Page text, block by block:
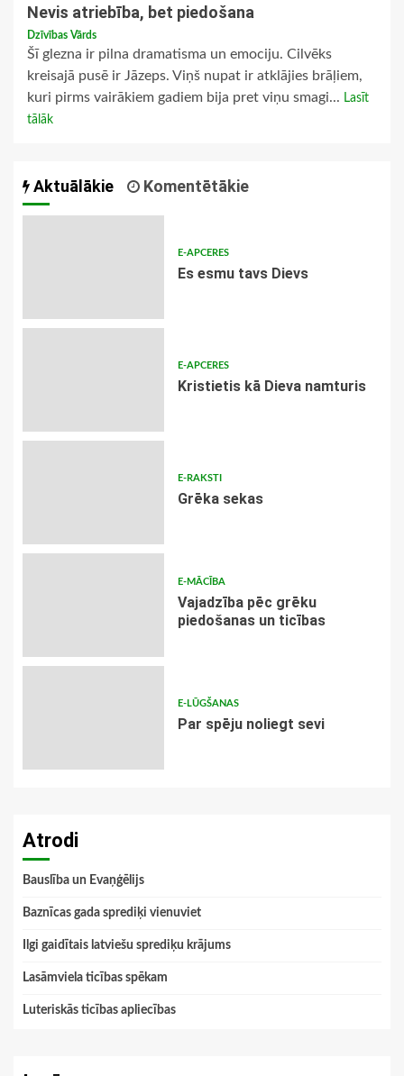
Nevis atriebība, bet piedošana
Dzīvības Vārds
Šī glezna ir pilna dramatisma un emociju. Cilvēks
kreisajā pusē ir Jāzeps. Viņš nupat ir atklājies brāļiem,
kuri pirms vairākiem gadiem bija pret viņu smagi... Lasīt
tālāk
Aktuālākie Komentētākie
E-APCERES
Es esmu tavs Dievs
E-APCERES
Kristietis kā Dieva namturis
E-RAKSTI
Grēka sekas
E-MĀCĪBA
Vajadzība pēc grēku
piedošanas un ticības
E-LŪGŠANAS
Par spēju noliegt sevi
Atrodi
Bauslība un Evaņģēlijs
Baznīcas gada sprediķi vienuviet
Ilgi gaidītais latviešu sprediķu krājums
Lasāmviela ticības spēkam
Luteriskās ticības apliecības